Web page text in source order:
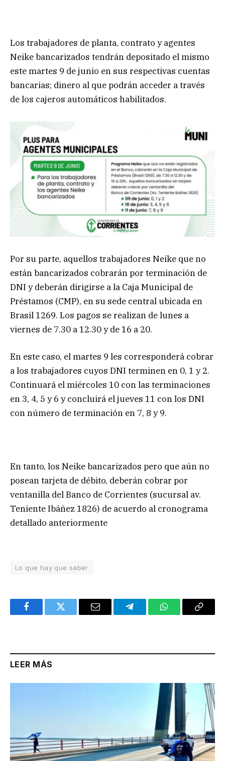
Los trabajadores de planta, contrato y agentes
Neike bancarizados tendrán depositado el mismo
este martes 9 de junio en sus respectivas cuentas
bancarias; dinero al que podrán acceder a través
de los cajeros automáticos habilitados.
Por su parte, aquellos trabajadores Neike que no
están bancarizados cobrarán por terminación de
DNI y deberán dirigirse a la Caja Municipal de
Préstamos (CMP), en su sede central ubicada en
Brasil 1269. Los pagos se realizan de lunes a
viernes de 7.30 a 12.30 y de 16 a 20.
En este caso, el martes 9 les corresponderá cobrar
a los trabajadores cuyos DNI terminen en 0, 1 y 2.
Continuará el miércoles 10 con las terminaciones
en 3, 4, 5 y 6 y concluirá el jueves 11 con los DNI
con número de terminación en 7, 8 y 9.
En tanto, los Neike bancarizados pero que aún no
posean tarjeta de débito, deberán cobrar por
ventanilla del Banco de Corrientes (sucursal av.
Teniente Ibáñez 1826) de acuerdo al cronograma
detallado anteriormente
Lo que hay que saber
FacebookTwitter Email TelegramWhatsAppCopy
LEER MÁS